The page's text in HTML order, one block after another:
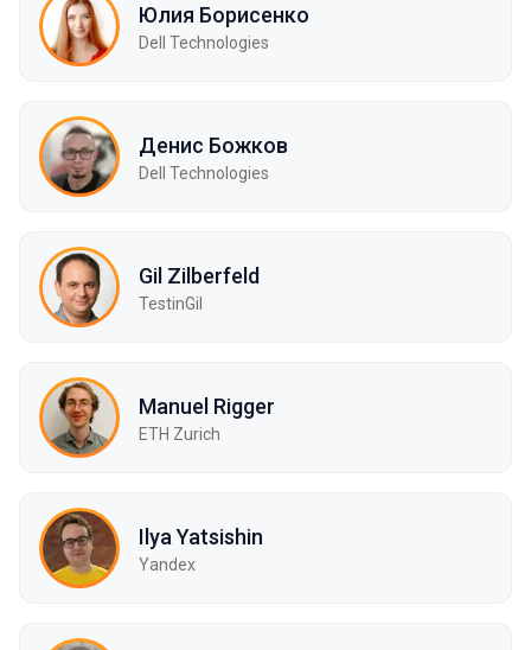
Юлия Борисенко
Dell Technologies
Денис Божков
Dell Technologies
Gil Zilberfeld
TestinGil
Manuel Rigger
ETH Zurich
Ilya Yatsishin
Yandex